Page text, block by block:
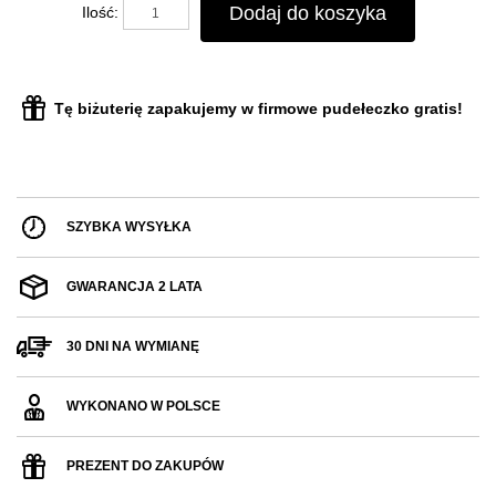
Ilość: Dodaj do koszyka
Tę biżuterię zapakujemy w firmowe pudełeczko gratis!
SZYBKA WYSYŁKA
GWARANCJA 2 LATA
30 DNI NA WYMIANĘ
WYKONANO W POLSCE
PREZENT DO ZAKUPÓW